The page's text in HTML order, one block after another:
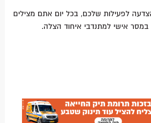
Google
Plus
Email
Email
לפעילות שלכם, בכל יום אתם מצילים
במסר אישי למתנדבי איחוד הצלה.